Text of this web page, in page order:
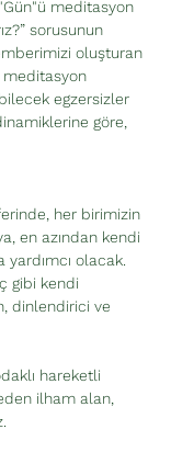
meditasyon
sorusunun
oluşturan
egzersizler
göre,
her birimizin
en azından kendi
olacak.
gibi kendi
dinlendirici ve
hareketli
ilham alan,